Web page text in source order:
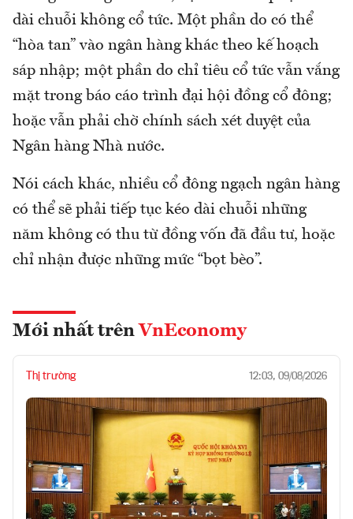
dài chuỗi không cổ tức. Một phần do có thể
“hòa tan” vào ngân hàng khác theo kế hoạch
sáp nhập; một phần do chỉ tiêu cổ tức vẫn vắng
mặt trong báo cáo trình đại hội đồng cổ đông;
hoặc vẫn phải chờ chính sách xét duyệt của
Ngân hàng Nhà nước.
Nói cách khác, nhiều cổ đông ngạch ngân hàng
có thể sẽ phải tiếp tục kéo dài chuỗi những
năm không có thu từ đồng vốn đã đầu tư, hoặc
chỉ nhận được những mức “bọt bèo”.
Mới nhất trên VnEconomy
Thị trường 12:03, 09/08/2026